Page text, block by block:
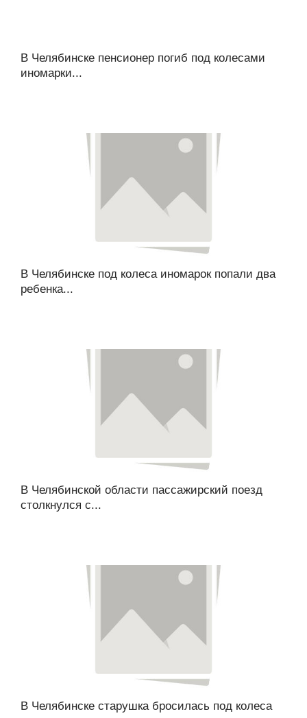
В Челябинске пенсионер погиб под колесами
иномарки...
В Челябинске под колеса иномарок попали два
ребенка...
В Челябинской области пассажирский поезд
столкнулся с...
В Челябинске старушка бросилась под колеса